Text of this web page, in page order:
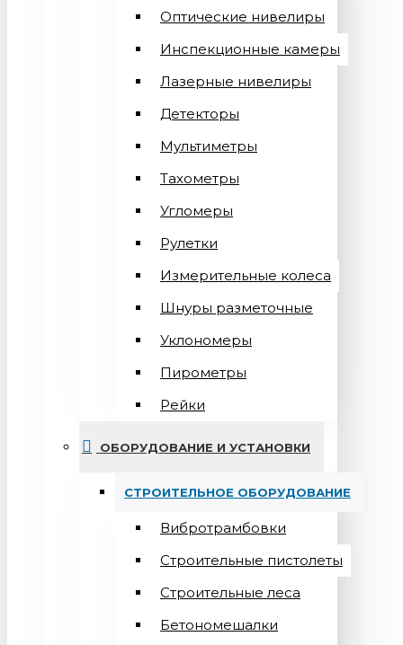
Оптические нивелиры
Инспекционные камеры
Лазерные нивелиры
Детекторы
Мультиметры
Тахометры
Угломеры
Рулетки
Измерительные колеса
Шнуры разметочные
Уклономеры
Пирометры
Рейки
ОБОРУДОВАНИЕ И УСТАНОВКИ
СТРОИТЕЛЬНОЕ ОБОРУДОВАНИЕ
Вибротрамбовки
Строительные пистолеты
Строительные леса
Бетономешалки